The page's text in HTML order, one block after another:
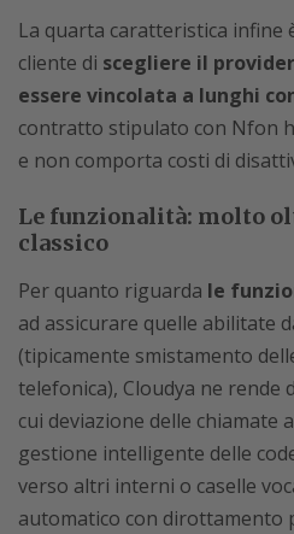
La quarta caratteristica infine
cliente di scegliere il
essere vincolata a lunghi
contratto stipulato con Nfon
e non comporta costi di
Le funzionalità: molto
classico
Per quanto riguarda le
ad assicurare quelle abilitate
(tipicamente smistamento
telefonica), Cloudya ne
cui deviazione delle chiamate
gestione intelligente delle
verso altri interni o caselle
automatico con dirottamento